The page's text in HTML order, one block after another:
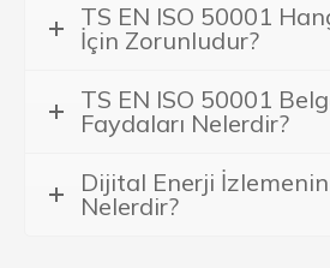
TS EN ISO 50001
İçin Zorunludur?
TS EN ISO 50001
Faydaları Nelerdir?
Dijital Enerji
Nelerdir?